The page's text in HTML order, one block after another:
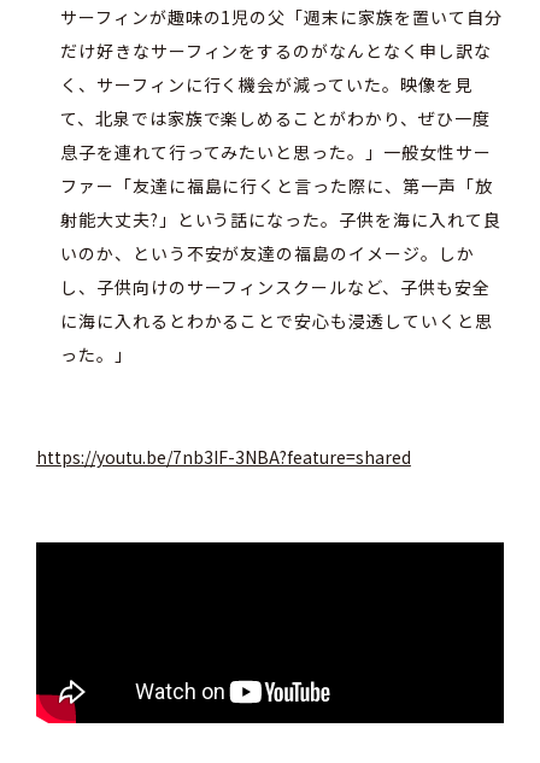
サーフィンが趣味の1児の父「週末に家族を置いて自分
だけ好きなサーフィンをするのがなんとなく申し訳な
く、サーフィンに行く機会が減っていた。映像を見
て、北泉では家族で楽しめることがわかり、ぜひ一度
息子を連れて行ってみたいと思った。」一般女性サー
ファー「友達に福島に行くと言った際に、第一声「放
射能大丈夫?」という話になった。子供を海に入れて良
いのか、という不安が友達の福島のイメージ。しか
し、子供向けのサーフィンスクールなど、子供も安全
に海に入れるとわかることで安心も浸透していくと思
った。」
https://youtu.be/7nb3IF-3NBA?feature=shared